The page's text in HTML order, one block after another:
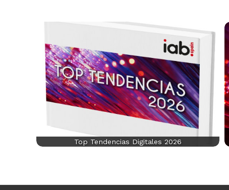
Top Tendencias Digitales 2026